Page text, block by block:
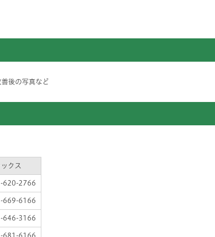
後の写真など
クス
620-2766
669-6166
646-3166
681-6166